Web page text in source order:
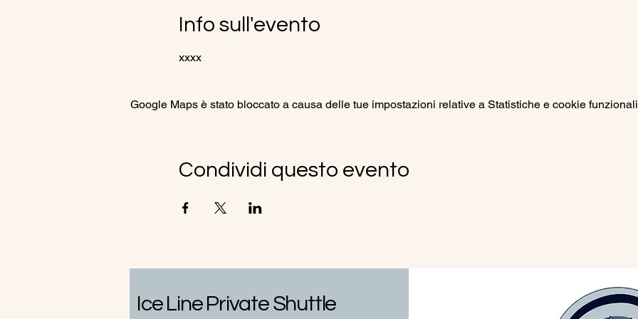
Info sull'evento
xxxx
Google Maps è stato bloccato a causa delle tue impostazioni relative a Statistiche e cookie
Condividi questo evento
Ice Line Private Shuttle